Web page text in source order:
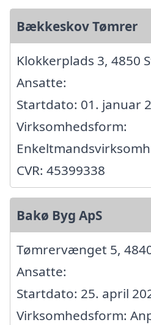
Bækkeskov Tømrer
Klokkerplads 3, 4850
Ansatte:
Startdato: 01. januar
Virksomhedsform:
CVR: 45399338
Bakø Byg ApS
Tømrervænget 5,
Ansatte:
Startdato: 25. april
Virksomhedsform: